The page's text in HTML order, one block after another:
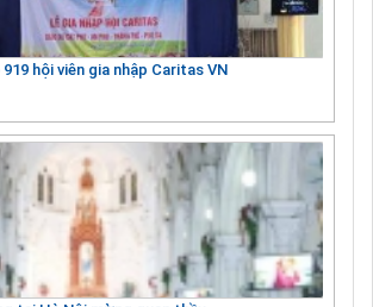
hội viên gia nhập Caritas VN